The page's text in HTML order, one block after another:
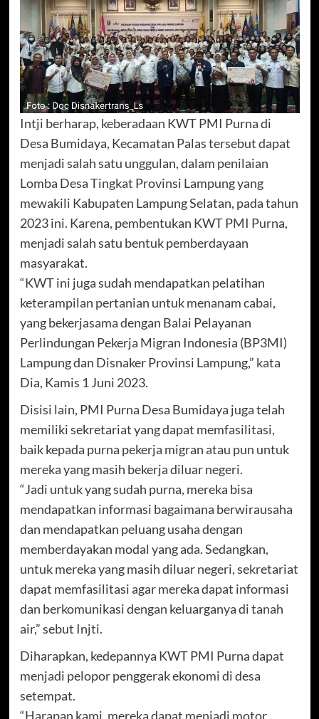
Intji berharap, keberadaan KWT PMI Purna di
Desa Bumidaya, Kecamatan Palas tersebut dapat
menjadi salah satu unggulan, dalam penilaian
Lomba Desa Tingkat Provinsi Lampung yang
mewakili Kabupaten Lampung Selatan, pada tahun
2023 ini. Karena, pembentukan KWT PMI Purna,
menjadi salah satu bentuk pemberdayaan
masyarakat.
“KWT ini juga sudah mendapatkan pelatihan
keterampilan pertanian untuk menanam cabai,
yang bekerjasama dengan Balai Pelayanan
Perlindungan Pekerja Migran Indonesia (BP3MI)
Lampung dan Disnaker Provinsi Lampung,” kata
Dia, Kamis 1 Juni 2023.
Disisi lain, PMI Purna Desa Bumidaya juga telah
memiliki sekretariat yang dapat memfasilitasi,
baik kepada purna pekerja migran atau pun untuk
mereka yang masih bekerja diluar negeri.
“Jadi untuk yang sudah purna, mereka bisa
mendapatkan informasi bagaimana berwirausaha
dan mendapatkan peluang usaha dengan
memberdayakan modal yang ada. Sedangkan,
untuk mereka yang masih diluar negeri, sekretariat
dapat memfasilitasi agar mereka dapat informasi
dan berkomunikasi dengan keluarganya di tanah
air,” sebut Injti.
Diharapkan, kedepannya KWT PMI Purna dapat
menjadi pelopor penggerak ekonomi di desa
setempat.
“Harapan kami, mereka dapat menjadi motor